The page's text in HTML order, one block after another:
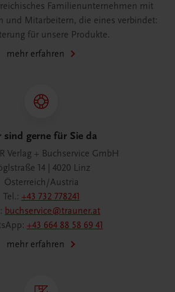
Familienunternehmen mit
und Mitarbeitern, die eines verbindet:
für unsere Produkte.
mehr erfahren
sind gerne für Sie da
Verlag + Buchservice GmbH
14 | 4020 Linz
Österreich/Austria
Tel.: +43 732 778241
buchservice@trauner.at
+43 664 88 58 69 41
mehr erfahren